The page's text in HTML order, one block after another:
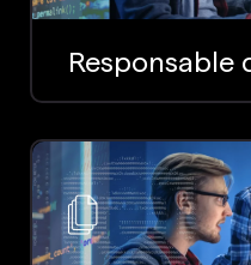
Responsable